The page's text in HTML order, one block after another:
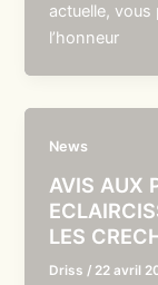
actuelle,
l’honneur
News
AVIS AUX
LES
Driss / 22 avril